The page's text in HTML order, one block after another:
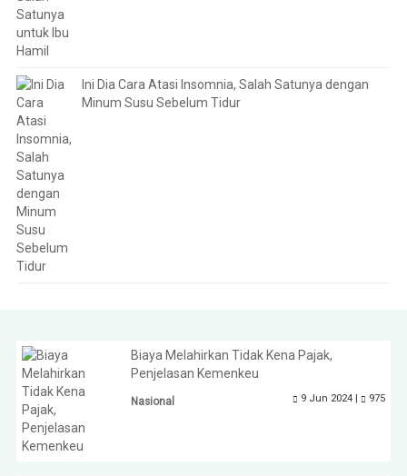
Ini Dia Cara Atasi Insomnia, Salah Satunya dengan
Minum Susu Sebelum Tidur
Biaya Melahirkan Tidak Kena Pajak,
Penjelasan Kemenkeu
Nasional 9 Jun 2024 | 975